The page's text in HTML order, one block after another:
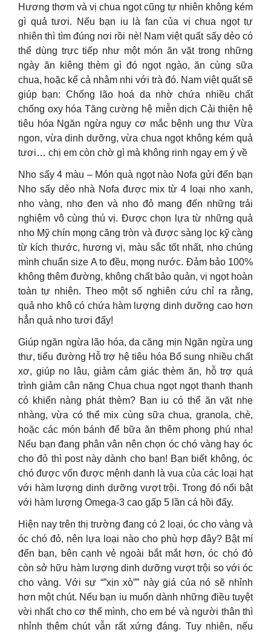
Hương thơm và vị chua ngọt cũng tự nhiên không kém
gì quả tươi. Nếu bạn iu là fan của vị chua ngọt tự
nhiên thì tìm đúng nơi rồi nè! Nam việt quất sấy dẻo có
thể dùng trực tiếp như một món ăn vặt trong những
ngày ăn kiêng thèm gì đó ngọt ngào, ăn cùng sữa
chua, hoặc kể cả nhâm nhi với trà đó. Nam việt quất sẽ
giúp bạn: Chống lão hoá da nhờ chứa nhiều chất
chống oxy hóa Tăng cường hệ miễn dịch Cải thiện hệ
tiêu hóa Ngăn ngừa nguy cơ mắc bệnh ung thư Vừa
ngon, vừa dinh dưỡng, vừa chua ngọt không kém quả
tươi… chị em còn chờ gì mà không rinh ngay em ý về
Nho sấy 4 màu – Món quà ngọt nào Nofa gửi đến bạn
Nho sấy dẻo nhà Nofa được mix từ 4 loại nho xanh,
nho vàng, nho đen và nho đỏ mang đến những trải
nghiệm vô cùng thú vị. Được chọn lựa từ những quả
nho Mỹ chín mọng căng tròn và được sàng lọc kỹ càng
từ kích thước, hương vị, màu sắc tốt nhất, nho chúng
mình chuẩn size A to đều, mọng nước. Đảm bảo 100%
không thêm đường, không chất bảo quản, vị ngọt hoàn
toàn tự nhiên. Theo một số nghiên cứu chỉ ra rằng,
quả nho khô có chứa hàm lượng dinh dưỡng cao hơn
hẳn quả nho tươi đấy!
Giúp ngăn ngừa lão hóa, da căng mịn Ngăn ngừa ung
thư, tiểu đường Hỗ trợ hệ tiêu hóa Bổ sung nhiều chất
xơ, giúp no lâu, giảm cảm giác thèm ăn, hỗ trợ quá
trình giảm cân nặng Chua chua ngọt ngọt thanh thanh
có khiến nàng phát thèm? Bạn iu có thể ăn vặt nhẹ
nhàng, vừa có thể mix cùng sữa chua, granola, chè,
hoặc các món bánh để bữa ăn thêm phong phú nha!
Nếu bạn đang phân vân nên chọn óc chó vàng hay óc
cho đỏ thì post này dành cho bạn! Bạn biết không, óc
chó được vốn được mệnh danh là vua của các loại hạt
với hàm lượng dinh dưỡng vượt trội. Trong đó nổi bật
với hàm lượng Omega-3 cao gấp 5 lần cá hồi đấy.
Hiện nay trên thị trường đang có 2 loại, óc cho vàng và
óc chó đỏ, nên lựa loại nào cho phù hợp đây? Bật mí
đến bạn, bên cạnh vẻ ngoài bắt mắt hơn, óc chó đỏ
còn sở hữu hàm lượng dinh dưỡng vượt trội so với óc
cho vàng. Với sự “”xịn xò”” này giá của nó sẽ nhỉnh
hơn một chút. Nếu bạn iu muốn dành những điều tuyệt
vời nhất cho cơ thể mình, cho em bé và người thân thì
nhỉnh thêm chút vẫn rất xứng đáng. Tuy nhiên, nếu